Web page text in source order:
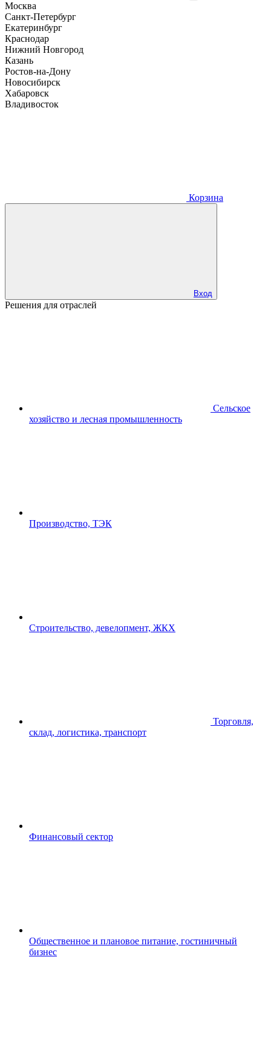
Москва
Санкт-Петербург
Екатеринбург
Краснодар
Нижний Новгород
Казань
Ростов-на-Дону
Новосибирск
Хабаровск
Владивосток
Корзина
Вход
Решения для отраслей
Сельское
хозяйство и лесная промышленность
Производство, ТЭК
Строительство, девелопмент, ЖКХ
Торговля,
склад, логистика, транспорт
Финансовый сектор
Общественное и плановое питание, гостиничный
бизнес